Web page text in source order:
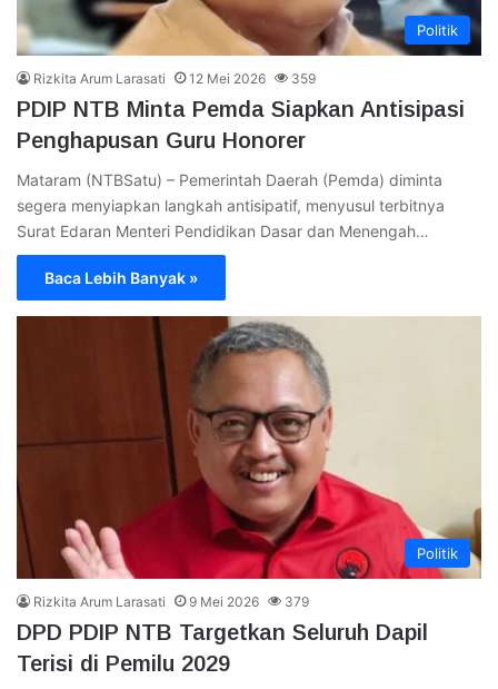
Politik
Rizkita Arum Larasati 12 Mei 2026 359
PDIP NTB Minta Pemda Siapkan Antisipasi
Penghapusan Guru Honorer
Mataram (NTBSatu) – Pemerintah Daerah (Pemda) diminta
segera menyiapkan langkah antisipatif, menyusul terbitnya
Surat Edaran Menteri Pendidikan Dasar dan Menengah…
Baca Lebih Banyak »
Politik
Rizkita Arum Larasati 9 Mei 2026 379
DPD PDIP NTB Targetkan Seluruh Dapil
Terisi di Pemilu 2029